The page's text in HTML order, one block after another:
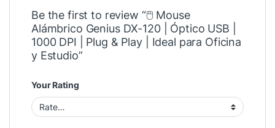
Be the first to review “🖱️ Mouse
Alámbrico Genius DX-120 | Óptico USB |
1000 DPI | Plug & Play | Ideal para Oficina
y Estudio”
Your Rating